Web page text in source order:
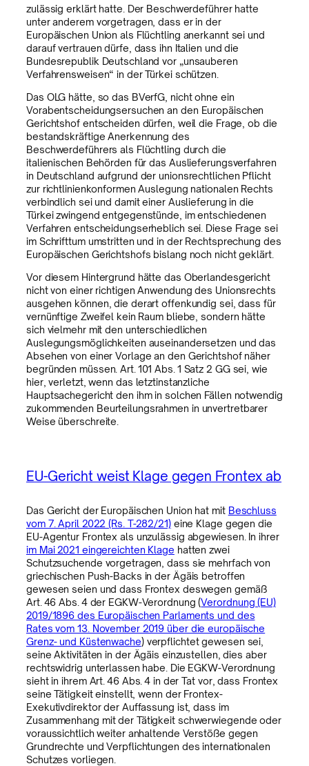
zulässig erklärt hatte. Der Beschwerdeführer hatte
unter anderem vorgetragen, dass er in der
Europäischen Union als Flüchtling anerkannt sei und
darauf vertrauen dürfe, dass ihn Italien und die
Bundesrepublik Deutschland vor „unsauberen
Verfahrensweisen“ in der Türkei schützen.
Das OLG hätte, so das BVerfG, nicht ohne ein
Vorabentscheidungsersuchen an den Europäischen
Gerichtshof entscheiden dürfen, weil die Frage, ob die
bestandskräftige Anerkennung des
Beschwerdeführers als Flüchtling durch die
italienischen Behörden für das Auslieferungsverfahren
in Deutschland aufgrund der unionsrechtlichen Pflicht
zur richtlinienkonformen Auslegung nationalen Rechts
verbindlich sei und damit einer Auslieferung in die
Türkei zwingend entgegenstünde, im entschiedenen
Verfahren entscheidungserheblich sei. Diese Frage sei
im Schrifttum umstritten und in der Rechtsprechung des
Europäischen Gerichtshofs bislang noch nicht geklärt.
Vor diesem Hintergrund hätte das Oberlandesgericht
nicht von einer richtigen Anwendung des Unionsrechts
ausgehen können, die derart offenkundig sei, dass für
vernünftige Zweifel kein Raum bliebe, sondern hätte
sich vielmehr mit den unterschiedlichen
Auslegungsmöglichkeiten auseinandersetzen und das
Absehen von einer Vorlage an den Gerichtshof näher
begründen müssen. Art. 101 Abs. 1 Satz 2 GG sei, wie
hier, verletzt, wenn das letztinstanzliche
Hauptsachegericht den ihm in solchen Fällen notwendig
zukommenden Beurteilungsrahmen in unvertretbarer
Weise überschreite.
EU-Gericht weist Klage gegen Frontex ab
Das Gericht der Europäischen Union hat mit Beschluss
vom 7. April 2022 (Rs. T-282/21)eine Klage gegen die
EU-Agentur Frontex als unzulässig abgewiesen. In ihrer
im Mai 2021 eingereichten Klage hatten zwei
Schutzsuchende vorgetragen, dass sie mehrfach von
griechischen Push-Backs in der Ägäis betroffen
gewesen seien und dass Frontex deswegen gemäß
Art. 46 Abs. 4 der EGKW-Verordnung (Verordnung (EU)
2019/1896 des Europäischen Parlaments und des
Rates vom 13. November 2019 über die europäische
Grenz- und Küstenwache) verpflichtet gewesen sei,
seine Aktivitäten in der Ägäis einzustellen, dies aber
rechtswidrig unterlassen habe. Die EGKW-Verordnung
sieht in ihrem Art. 46 Abs. 4 in der Tat vor, dass Frontex
seine Tätigkeit einstellt, wenn der Frontex-
Exekutivdirektor der Auffassung ist, dass im
Zusammenhang mit der Tätigkeit schwerwiegende oder
voraussichtlich weiter anhaltende Verstöße gegen
Grundrechte und Verpflichtungen des internationalen
Schutzes vorliegen.